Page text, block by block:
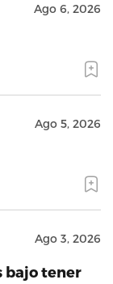
Ago 6, 2026
Ago 5, 2026
Ago 3, 2026
bajo tener